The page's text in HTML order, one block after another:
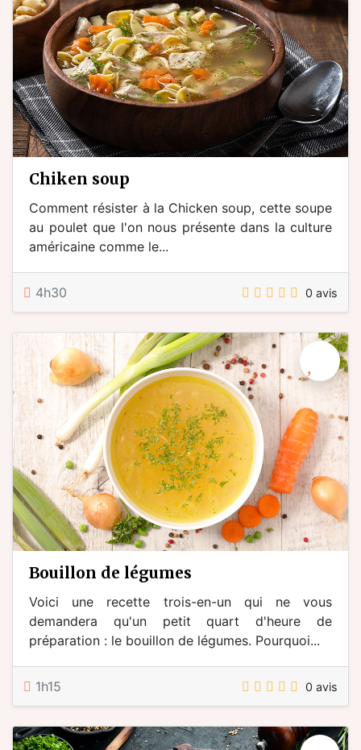
Chiken soup
Comment résister à la Chicken soup, cette soupe
au poulet que l'on nous présente dans la culture
américaine comme le...
4h30 0 avis
bouillon de légumes
Voici une recette trois-en-un qui ne vous
demandera qu'un petit quart d'heure de
préparation : le bouillon de légumes. Pourquoi...
1h15 0 avis